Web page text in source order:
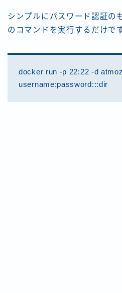
シンプルにパスワード認証の
のコマンドを実行するだけです
docker run -p 22:22 -d
username:password:::dir